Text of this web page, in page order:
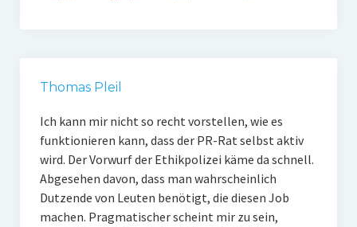
Thomas Pleil
Ich kann mir nicht so recht vorstellen, wie es
funktionieren kann, dass der PR-Rat selbst aktiv
wird. Der Vorwurf der Ethikpolizei käme da schnell.
Abgesehen davon, dass man wahrscheinlich
Dutzende von Leuten benötigt, die diesen Job
machen. Pragmatischer scheint mir zu sein,